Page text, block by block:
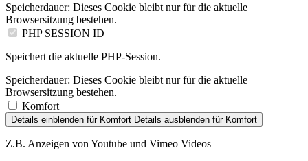
Speicherdauer: Dieses Cookie bleibt nur für die aktuelle
Browsersitzung bestehen.
PHP SESSION ID
Speichert die aktuelle PHP-Session.
Speicherdauer: Dieses Cookie bleibt nur für die aktuelle
Browsersitzung bestehen.
Komfort
Details einblenden für Komfort Details ausblenden für Komfort
Z.B. Anzeigen von Youtube und Vimeo Videos